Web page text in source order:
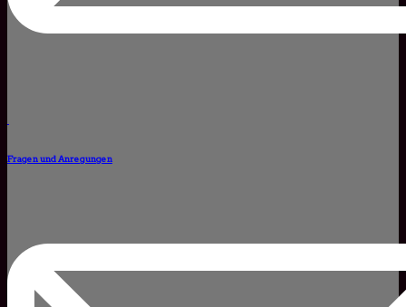
Fragen und Anregungen